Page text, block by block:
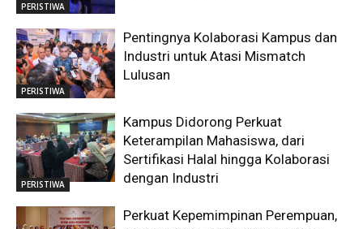
PERISTIWA
PERISTIWA
Pentingnya Kolaborasi Kampus dan
Industri untuk Atasi Mismatch
Lulusan
PERISTIWA
Kampus Didorong Perkuat
Keterampilan Mahasiswa, dari
Sertifikasi Halal hingga Kolaborasi
dengan Industri
Perkuat Kepemimpinan Perempuan,